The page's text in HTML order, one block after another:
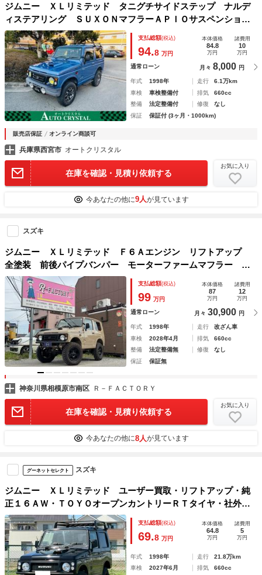
ジムニー ＸＬリミテッド タニグチサイドステップ ナルデ
ィステアリング ＳＵＸＯＮマフラーＡＰＩＯサスペンショ
ン スタビライザー アルミホイール
支払総額(税込)
94.8 万円
本体価格
84.8
万円
諸費用
10
万円
通常ローン 月々 8,000 円
年式 1998年 走行
6.1万km
車検
車検整備付 排気
660cc
整備
法定整備付 修復
なし
保証
保証付 (3ヶ月・1000km)
販売店保証 オンライン商談可
兵庫県西宮市 オートクリスタル
在庫を確認・見積り依頼する
お気に入り
今あなたの他に9人が見ています
スズキ
ジムニー ＸＬリミテッド Ｆ６Ａエンジン リフトアップ
全塗装 前後パイプバンパー モーターファームマフラー ジ
オランダーＭＴ シートカバー 社外ＬＥＤライト 天張り張
替 ナンバー移設 １ＤＩＮデッキ
支払総額(税込)
99 万円
本体価格
87
万円
諸費用
12
万円
通常ローン 月々 30,900 円
年式 1998年 走行
改ざん車
車検
2028年4月 排気
660cc
整備
法定整備無 修復
なし
保証
保証無
神奈川県相模原市南区 Ｒ－ＦＡＣＴＯＲＹ
在庫を確認・見積り依頼する
お気に入り
今あなたの他に8人が見ています
グーネットセレクト スズキ
ジムニー ＸＬリミテッド ユーザー買取・リフトアップ・純
正１６ＡＷ・ＴＯＹＯオープンカントリーＲＴタイヤ・社外前
後バンパーガード・社外ルーフキャリア・社外ウッドハンド
ル・社外ＬＥＤフォグライト・社外キーレス・黒革調シートカ
バー
支払総額(税込)
69.8 万円
本体価格
64.8
万円
諸費用
5
万円
年式 1998年 走行
21.8万km
車検
2027年6月 排気 660cc